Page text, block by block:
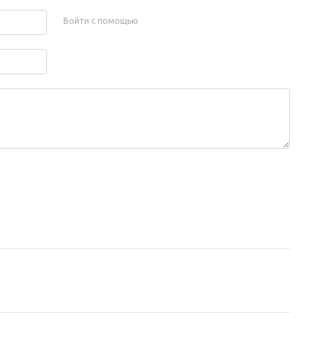
Войти с помощью